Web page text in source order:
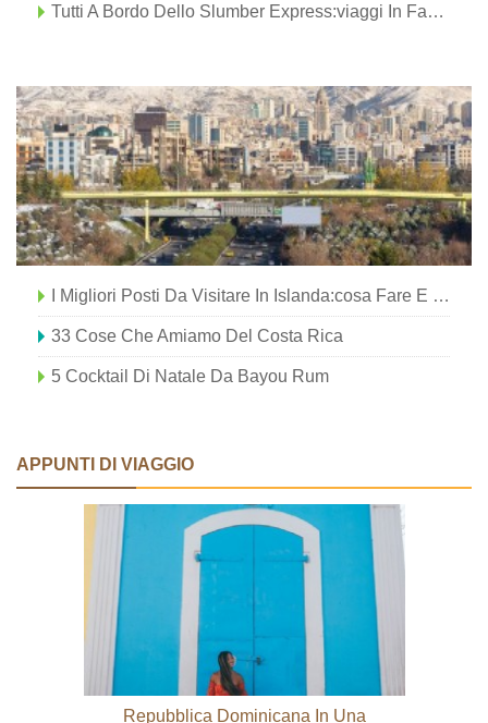
Tutti A Bordo Dello Slumber Express:viaggi In Famiglia In Treno Notturno
I Migliori Posti Da Visitare In Islanda:cosa Fare E Dove Andare (2021)
33 Cose Che Amiamo Del Costa Rica
5 Cocktail Di Natale Da Bayou Rum
APPUNTI DI VIAGGIO
Repubblica Dominicana In Una